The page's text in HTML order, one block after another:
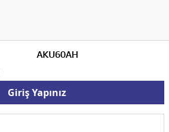
AKU60AH
Giriş Yapınız